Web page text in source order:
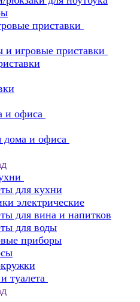
приставки
и игровые приставки
и офиса
дома и офиса
для кухни
электрические
для вина и напитков
для воды
приборы
туалета